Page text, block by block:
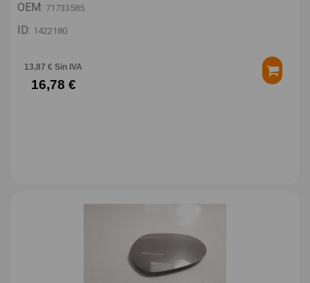
OEM: 71733585
ID: 1422180
13,87 € Sin IVA
16,78 €